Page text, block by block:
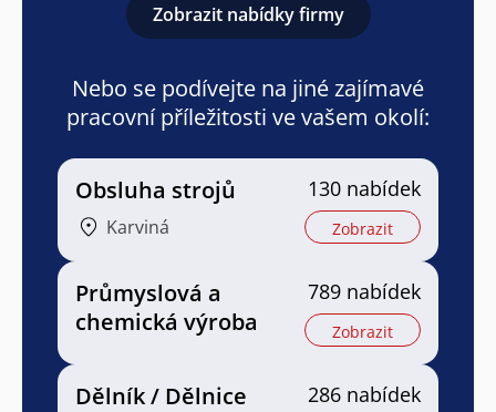
Zobrazit nabídky firmy
Nebo se podívejte na jiné zajímavé
pracovní příležitosti ve vašem okolí:
Obsluha strojů
Karviná
130 nabídek
Zobrazit
Průmyslová a
chemická výroba
789 nabídek
Zobrazit
Dělník / Dělnice 286 nabídek